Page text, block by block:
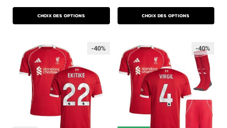
Choix des options Choix des options
-40% -40%